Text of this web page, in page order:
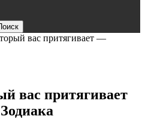
вас притягивает —
вас притягивает